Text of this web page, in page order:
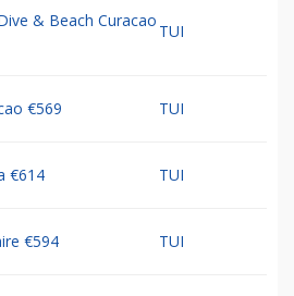
& Beach Curacao
TUI
€569 TUI
€614 TUI
€594 TUI